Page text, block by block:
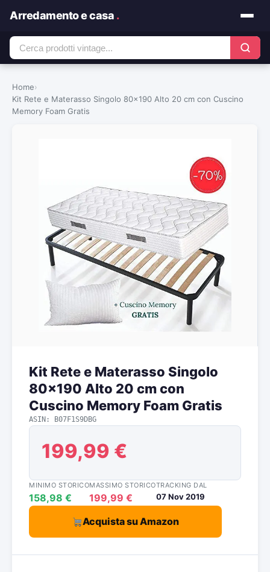
Arredamento e casa .
Home›
Kit Rete e Materasso Singolo 80×190 Alto 20 cm con Cuscino
Memory Foam Gratis
Kit Rete e Materasso Singolo
80×190 Alto 20 cm con
Cuscino Memory Foam Gratis
ASIN: B07F1S9DBG
199,99 €
MINIMO STORICO
158,98 €
MASSIMO STORICO
199,99 €
TRACKING DAL
07 Nov 2019
Acquista su Amazon